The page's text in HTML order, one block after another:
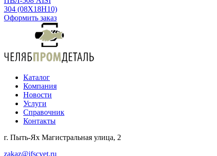
304 (08Х18Н10)
Оформить заказ
Каталог
Компания
Новости
Услуги
Справочник
Контакты
г. Пыть-Ях Магистральная улица, 2
zakaz@ifscvet.ru